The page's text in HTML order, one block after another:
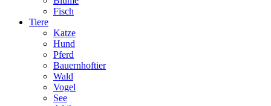
Fisch
Tiere
Katze
Hund
Pferd
Bauernhoftier
Wald
Vogel
See